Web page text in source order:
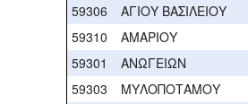
59306
ΑΓΙΟΥ ΒΑΣΙΛΕΙΟΥ
59310
ΑΜΑΡΙΟΥ
59301
ΑΝΩΓΕΙΩΝ
59303
ΜΥΛΟΠΟΤΑΜΟΥ